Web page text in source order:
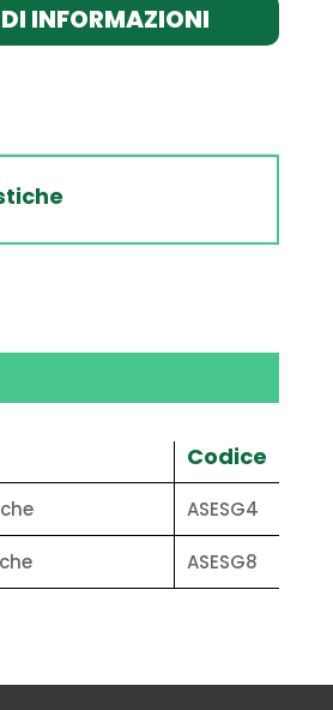
INFORMAZIONI
Codice
ASESG4
ASESG8